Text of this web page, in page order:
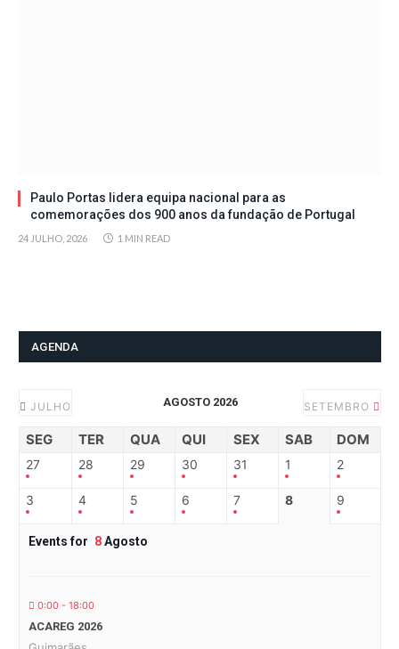
Paulo Portas lidera equipa nacional para as
comemorações dos 900 anos da fundação de Portugal
24 JULHO, 2026 1 MIN READ
AGENDA
JULHO AGOSTO 2026 SETEMBRO
SEG TER QUA QUI SEX SAB DOM
27 28 29 30 31 1 2
3 4 5 6 7 8 9
Events for 8Agosto
0:00 - 18:00
ACAREG 2026